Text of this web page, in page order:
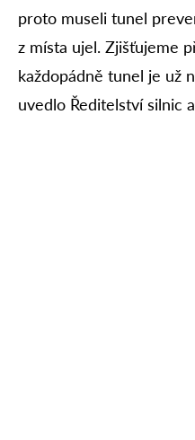
proto museli tunel
z místa ujel. Zjišťujeme
každopádně tunel je už
uvedlo Ředitelství silnic